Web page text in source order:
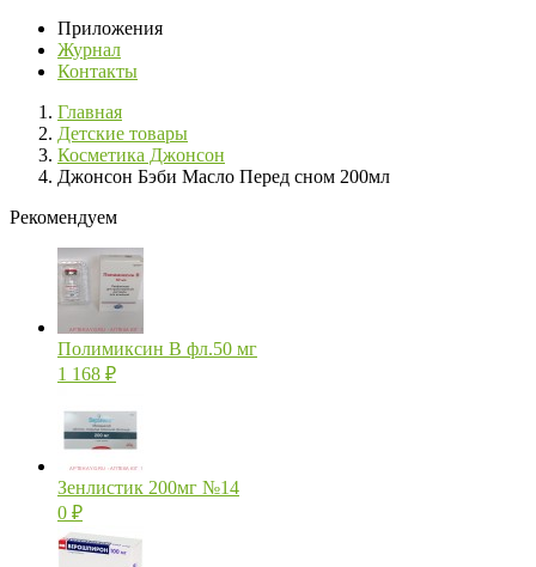
Приложения
Журнал
Контакты
Главная
Детские товары
Косметика Джонсон
Джонсон Бэби Масло Перед сном 200мл
Рекомендуем
Полимиксин В фл.50 мг
1 168 ₽
Зенлистик 200мг №14
0 ₽